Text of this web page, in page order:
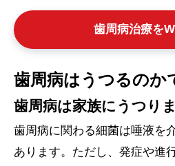
歯周病治療を
歯周病はうつるのか
歯周病は家族にうつり
歯周病に関わる細菌は唾液を
あります。ただし、発症や進